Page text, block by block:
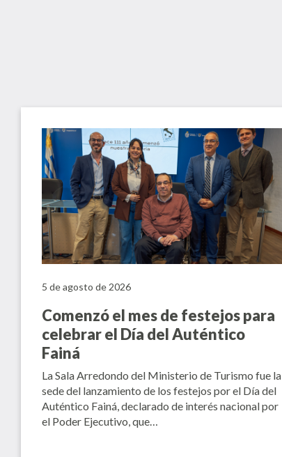
5 de agosto de 2026
Comenzó el mes de festejos para
celebrar el Día del Auténtico
Fainá
La Sala Arredondo del Ministerio de Turismo fue la
sede del lanzamiento de los festejos por el Día del
Auténtico Fainá, declarado de interés nacional por
el Poder Ejecutivo, que…